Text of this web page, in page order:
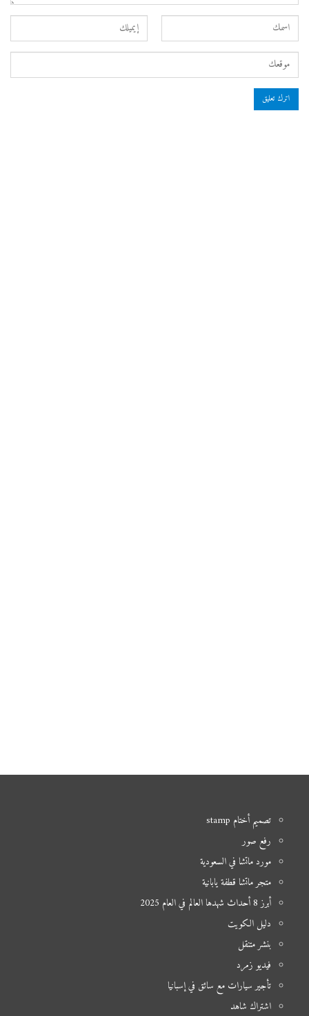
تصميم أختام stamp
رفع صور
مورد ماتشا في السعودية
متجر ماتشا قطفة يابانية
أبرز 8 أحداث شهدها العالم في العام 2025
دليل الكويت
بنشر متنقل
فيديو زمرد
تأجير سيارات مع سائق في إسبانيا
اشتراك شاهد